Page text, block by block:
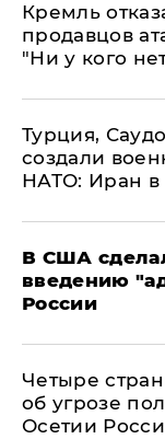
Кремль
продавцов
"Ни у кого
Турция,
создали
НАТО: Иран в
В США
введению
России
Четыре
об угрозе
Осетии